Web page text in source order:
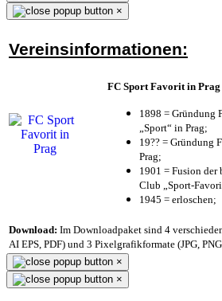
×
Vereinsinformationen:
FC Sport Favorit in Prag
1898 = Gründung
„Sport“ in Prag;
19?? = Gründung
Prag;
1901 = Fusion der
Club „Sport-
1945 = erloschen;
Download: Im Downloadpaket sind 4
AI EPS, PDF) und 3 Pixelgrafikformate (JPG,
×
×